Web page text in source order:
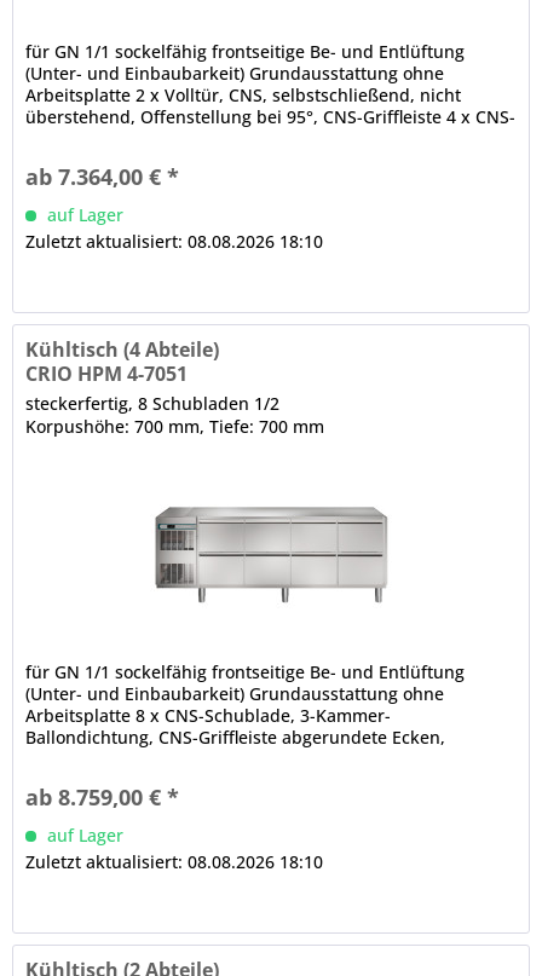
für GN 1/1 sockelfähig frontseitige Be- und Entlüftung
(Unter- und Einbaubarkeit) Grundausstattung ohne
Arbeitsplatte 2 x Volltür, CNS, selbstschließend, nicht
überstehend, Offenstellung bei 95°, CNS-Griffleiste 4 x CNS-
CRIO TECH - Displaysteuerung...
ab 7.364,00 € *
auf Lager
Zuletzt aktualisiert: 08.08.2026 18:10
Kühltisch (4 Abteile)
CRIO HPM 4-7051
steckerfertig, 8 Schubladen 1/2
Korpushöhe: 700 mm, Tiefe: 700 mm
für GN 1/1 sockelfähig frontseitige Be- und Entlüftung
(Unter- und Einbaubarkeit) Grundausstattung ohne
Arbeitsplatte 8 x CNS-Schublade, 3-Kammer-
Ballondichtung, CNS-Griffleiste abgerundete Ecken,
Feuchtigkeitssteuerung, Turbo Cooling Zyklus, Ein-/Aus-
Schalter, akustische und...
ab 8.759,00 € *
auf Lager
Zuletzt aktualisiert: 08.08.2026 18:10
Kühltisch (2 Abteile)